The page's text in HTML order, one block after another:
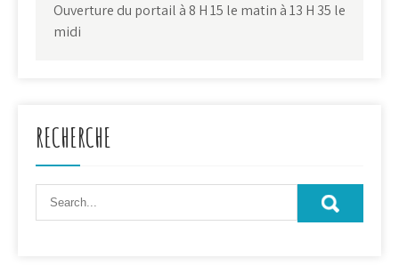
Ouverture du portail à 8 H 15 le matin à 13 H 35 le
midi
RECHERCHE